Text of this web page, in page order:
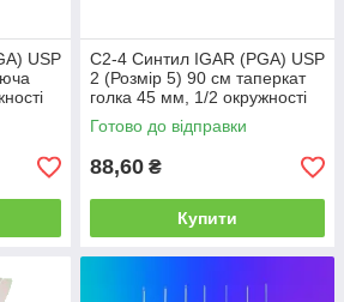
USP
С2-4 Синтил IGAR (PGA) USP
2 (Розмір 5) 90 см таперкат
голка 45 мм, 1/2 окружності
Готово до відправки
88,60 ₴
Купити